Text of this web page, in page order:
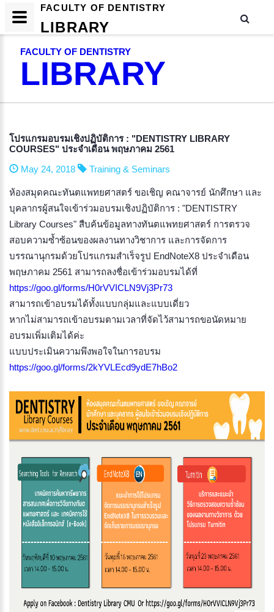
FACULTY OF DENTISTRY
LIBRARY
โปรแกรมอบรมเชิงปฏิบัติการ : "DENTISTRY LIBRARY
COURSES" ประจำเดือน พฤษภาคม 2561
May 24, 2018
Training & Seminars
ห้องสมุดคณะทันตแพทยศาสตร์ ขอเชิญ คณาจารย์ นักศึกษา และ
บุคลากรผู้สนใจเข้าร่วมอบรมเชิงปฏิบัติการ : "DENTISTRY
Library Courses" สืบค้นข้อมูลทางทันตแพทยศาสตร์ การตรวจ
สอบความซ้ำซ้อนของผลงานทางวิชาการ และการจัดการ
บรรณานุกรมด้วยโปรแกรมสำเร็จรูป EndNoteX8 ประจำเดือน
พฤษภาคม 2561 สามารถลงชื่อเข้าร่วมอบรมได้ที่
https://goo.gl/forms/H0rVVICLN9Vj3Pr73
สามารถเข้าอบรมได้ทั้งแบบกลุ่มและแบบเดี่ยว
หากไม่สามารถเข้าอบรมตามเวลาที่จัดไว้สามารถขอนัดหมาย
อบรมเพิ่มเติมได้ค่ะ
แบบประเมินความพึงพอใจในการอบรม
https://goo.gl/forms/2kYVLEcd9ydE7hBo2
FACULTY OF DENTISTRY
LIBRARY